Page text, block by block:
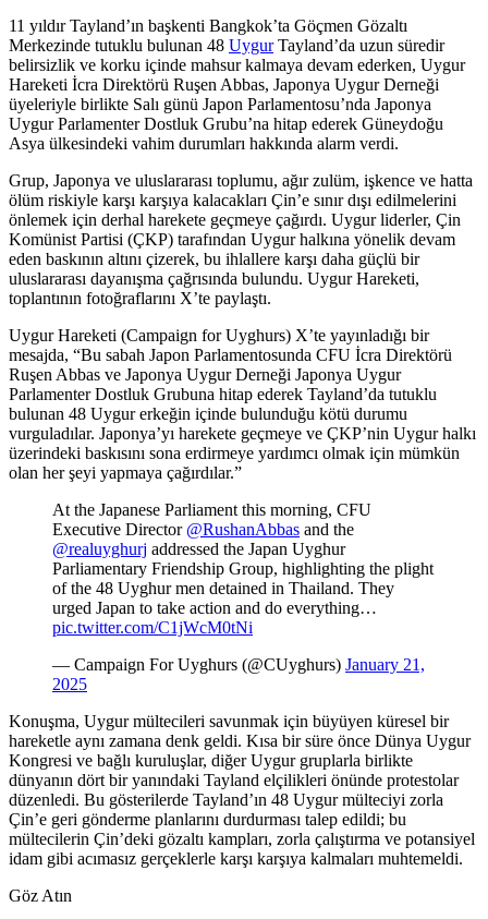
11 yıldır Tayland’ın başkenti Bangkok’ta Göçmen Gözaltı
Merkezinde tutuklu bulunan 48 UygurTayland’da uzun süredir
belirsizlik ve korku içinde mahsur kalmaya devam ederken, Uygur
Hareketi İcra Direktörü Ruşen Abbas, Japonya Uygur Derneği
üyeleriyle birlikte Salı günü Japon Parlamentosu’nda Japonya
Uygur Parlamenter Dostluk Grubu’na hitap ederek Güneydoğu
Asya ülkesindeki vahim durumları hakkında alarm verdi.
Grup, Japonya ve uluslararası toplumu, ağır zulüm, işkence ve hatta
ölüm riskiyle karşı karşıya kalacakları Çin’e sınır dışı edilmelerini
önlemek için derhal harekete geçmeye çağırdı. Uygur liderler, Çin
Komünist Partisi (ÇKP) tarafından Uygur halkına yönelik devam
eden baskının altını çizerek, bu ihlallere karşı daha güçlü bir
uluslararası dayanışma çağrısında bulundu. Uygur Hareketi,
toplantının fotoğraflarını X’te paylaştı.
Uygur Hareketi (Campaign for Uyghurs) X’te yayınladığı bir
mesajda, “Bu sabah Japon Parlamentosunda CFU İcra Direktörü
Ruşen Abbas ve Japonya Uygur Derneği Japonya Uygur
Parlamenter Dostluk Grubuna hitap ederek Tayland’da tutuklu
bulunan 48 Uygur erkeğin içinde bulunduğu kötü durumu
vurguladılar. Japonya’yı harekete geçmeye ve ÇKP’nin Uygur halkı
üzerindeki baskısını sona erdirmeye yardımcı olmak için mümkün
olan her şeyi yapmaya çağırdılar.”
At the Japanese Parliament this morning, CFU
Executive Director @RushanAbbas and the
@realuyghurj addressed the Japan Uyghur
Parliamentary Friendship Group, highlighting the plight
of the 48 Uyghur men detained in Thailand. They
urged Japan to take action and do everything…
pic.twitter.com/C1jWcM0tNi
— Campaign For Uyghurs (@CUyghurs) January 21,
2025
Konuşma, Uygur mültecileri savunmak için büyüyen küresel bir
hareketle aynı zamana denk geldi. Kısa bir süre önce Dünya Uygur
Kongresi ve bağlı kuruluşlar, diğer Uygur gruplarla birlikte
dünyanın dört bir yanındaki Tayland elçilikleri önünde protestolar
düzenledi. Bu gösterilerde Tayland’ın 48 Uygur mülteciyi zorla
Çin’e geri gönderme planlarını durdurması talep edildi; bu
mültecilerin Çin’deki gözaltı kampları, zorla çalıştırma ve potansiyel
idam gibi acımasız gerçeklerle karşı karşıya kalmaları muhtemeldi.
Göz Atın